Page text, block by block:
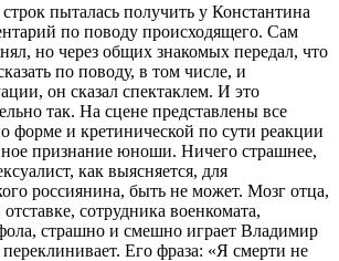
пыталась получить у Константина
по поводу происходящего. Сам
но через общих знакомых передал, что
по поводу, в том числе, и
он сказал спектаклем. И это
так. На сцене представлены все
форме и кретинической по сути реакции
признание юноши. Ничего страшнее,
как выясняется, для
россиянина, быть не может. Мозг отца,
сотрудника военкомата,
страшно и смешно играет Владимир
Его фраза: «Я смерти не